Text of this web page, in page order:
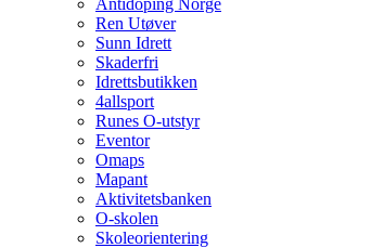
Antidoping Norge
Ren Utøver
Sunn Idrett
Skaderfri
Idrettsbutikken
4allsport
Runes O-utstyr
Eventor
Omaps
Mapant
Aktivitetsbanken
O-skolen
Skoleorientering